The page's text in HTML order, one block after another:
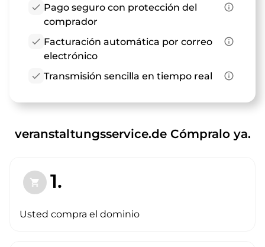
check Pago seguro con protección del
comprador
info_outline
check Facturación automática por correo
electrónico
info_outline
check Transmisión sencilla en tiempo real info_outline
veranstaltungsservice.de Cómpralo ya.
shopping_cart 1.
Usted compra el dominio